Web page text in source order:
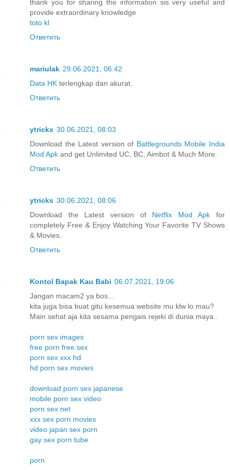
thank you for sharing the information sis very useful and
provide extraordinary knowledge
toto kl
Ответить
mariulak 29.06.2021, 06:42
Data HK terlengkap dan akurat.
Ответить
ytricks 30.06.2021, 08:03
Download the Latest version of Battlegrounds Mobile India
Mod Apk and get Unlimited UC, BC, Aimbot & Much More.
Ответить
ytricks 30.06.2021, 08:06
Download the Latest version of Netflix Mod Apk for
completely Free & Enjoy Watching Your Favorite TV Shows
& Movies.
Ответить
Kontol Bapak Kau Babi 06.07.2021, 19:06
Jangan macam2 ya bos...
kita juga bisa buat gitu kesemua website mu klw lo mau?
Main sehat aja kita sesama pengais rejeki di dunia maya..
porn sex images
free porn free sex
porn sex xxx hd
hd porn sex movies
download porn sex japanese
mobile porn sex video
porn sex net
xxx sex porn movies
video japan sex porn
gay sex porn tube
porn